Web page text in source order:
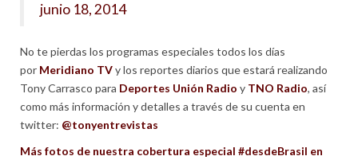
junio 18, 2014
No te pierdas los programas especiales todos los días
por Meridiano TVy los reportes diarios que estará realizando
Tony Carrasco para Deportes Unión Radio y TNO Radio, así
como más información y detalles a través de su cuenta en
twitter: @tonyentrevistas
Más fotos de nuestra cobertura especial #desdeBrasil en